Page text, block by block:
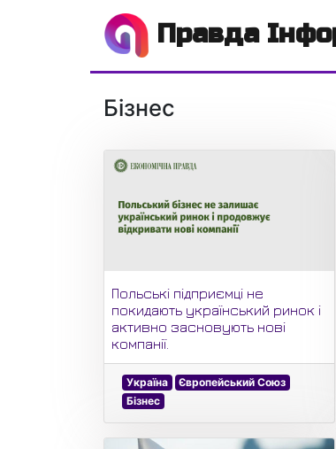
Правда
Бізнес
Польські підприємці не
покидають український ринок і
активно засновують нові
компанії.
Україна
Європейський Союз
Бізнес